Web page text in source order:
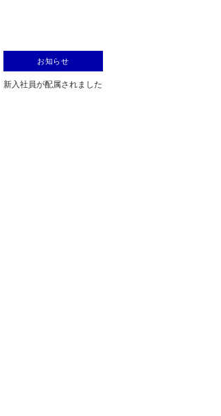
お知らせ
新入社員が配属されました